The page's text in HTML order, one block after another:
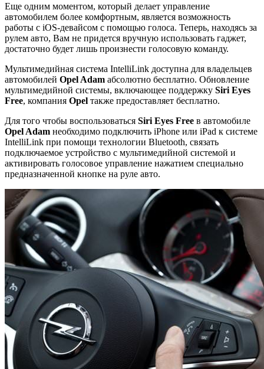
Еще одним моментом, который делает управление
автомобилем более комфортным, является возможность
работы с iOS-девайсом с помощью голоса. Теперь, находясь за
рулем авто, Вам не придется вручную использовать гаджет,
достаточно будет лишь произнести голосовую команду.
Мультимедийная система IntelliLink доступна для владельцев
автомобилей Opel Adam абсолютно бесплатно. Обновление
мультимедийной системы, включающее поддержку Siri Eyes
Free, компания Opel также предоставляет бесплатно.
Для того чтобы воспользоваться Siri Eyes Free в автомобиле
Opel Adam необходимо подключить iPhone или iPad к системе
IntelliLink при помощи технологии Bluetooth, связать
подключаемое устройство с мультимедийной системой и
активировать голосовое управление нажатием специально
предназначенной кнопке на руле авто.